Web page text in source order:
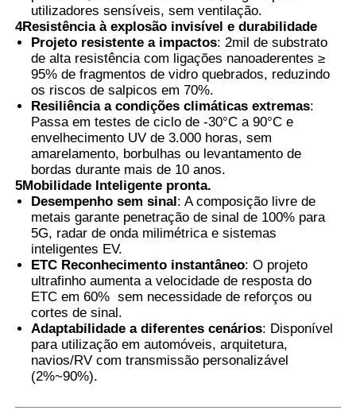
utilizadores sensíveis, sem ventilação.
4Resistência à explosão invisível e durabilidade
Projeto resistente a impactos: 2mil de substrato
de alta resistência com ligações nanoaderentes ≥
95% de fragmentos de vidro quebrados, reduzindo
os riscos de salpicos em 70%.
Resiliência a condições climáticas extremas:
Passa em testes de ciclo de -30°C a 90°C e
envelhecimento UV de 3.000 horas, sem
amarelamento, borbulhas ou levantamento de
bordas durante mais de 10 anos.
5Mobilidade Inteligente pronta.
Desempenho sem sinal: A composição livre de
metais garante penetração de sinal de 100% para
5G, radar de onda milimétrica e sistemas
inteligentes EV.
ETC Reconhecimento instantâneo: O projeto
ultrafinho aumenta a velocidade de resposta do
ETC em 60%  sem necessidade de reforços ou
cortes de sinal.
Adaptabilidade a diferentes cenários: Disponível
para utilização em automóveis, arquitetura,
navios/RV com transmissão personalizável
(2%~90%).